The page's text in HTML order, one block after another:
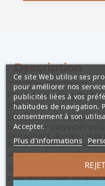
Description
Plume de Laines du
été !
Découvrez un superbe
touche de polyester
bébé ou des pulls
saison ou les soirs frais
Sa gamme e couleur
plus jeunes que les
Ce site Web utilise ses
pour améliorer nos
publicités liées à vos
habitudes de navigation.
consentement à son
Accepter.
Plus d'informations